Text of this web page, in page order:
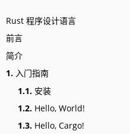
Rust 程序设计语言
前言
简介
1. 入门指南
1.1. 安装
1.2. Hello, World!
1.3. Hello, Cargo!